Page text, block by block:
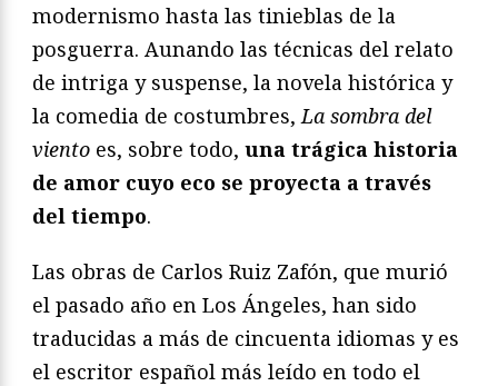
modernismo hasta las tinieblas de la
posguerra. Aunando las técnicas del relato
de intriga y suspense, la novela histórica y
la comedia de costumbres,La sombra del
viento es, sobre todo, una trágica historia
de amor cuyo eco se proyecta a través
del tiempo.
Las obras de Carlos Ruiz Zafón, que murió
el pasado año en Los Ángeles, han sido
traducidas a más de cincuenta idiomas y es
el escritor español más leído en todo el